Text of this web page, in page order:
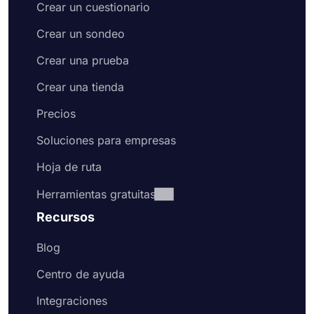
usar lógica condicional para hacer que sus
formularios sean complejos y fáciles de usar al
mismo tiempo. La recopilación de datos es mucho
más fácil con forms.app. Estos son los sencillos
solicitud en línea:
Seleccione una plantilla de formulario
Agregue preguntas de elección o campos de
texto para hacer sus preguntas, o edite las
preguntas existentes
Agregue el logotipo de su organización a
Habilite la página de bienvenida para dar la
explicarles lo que deben hacer para
presentar su solicitud.
Dirígete a la pestaña de diseño y cambia el
aspecto de tu formulario de solicitud.
Crear un cuestionario
Crear un sondeo
Crear una prueba
Crear una tienda
Precios
Soluciones para empresas
Hoja de ruta
Herramientas gratuitas
Recursos
Blog
Centro de ayuda
Integraciones